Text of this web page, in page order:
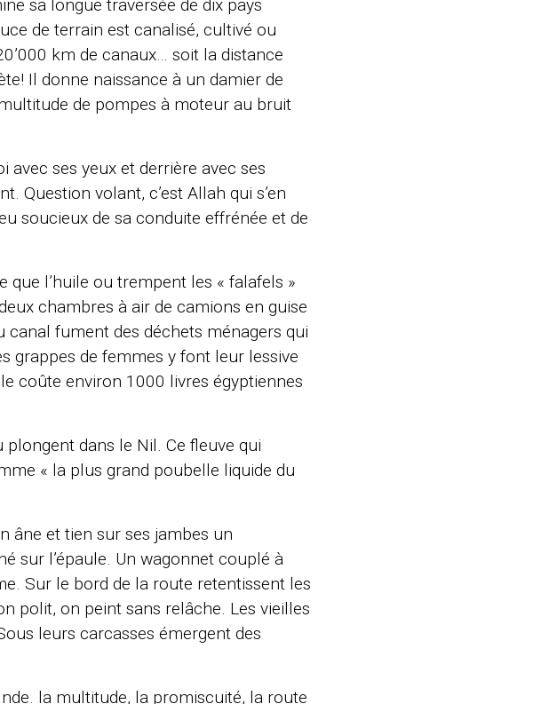
sa longue traversée de dix pays
de terrain est canalisé, cultivé ou
km de canaux… soit la distance
Il donne naissance à un damier de
de pompes à moteur au bruit
avec ses yeux et derrière avec ses
Question volant, c’est Allah qui s’en
soucieux de sa conduite effrénée et de
que l’huile ou trempent les « falafels »
chambres à air de camions en guise
canal fument des déchets ménagers qui
grappes de femmes y font leur lessive
coûte environ 1000 livres égyptiennes
dans le Nil. Ce fleuve qui
« la plus grand poubelle liquide du
âne et tien sur ses jambes un
sur l’épaule. Un wagonnet couplé à
Sur le bord de la route retentissent les
polit, on peint sans relâche. Les vieilles
leurs carcasses émergent des
la multitude, la promiscuité, la route